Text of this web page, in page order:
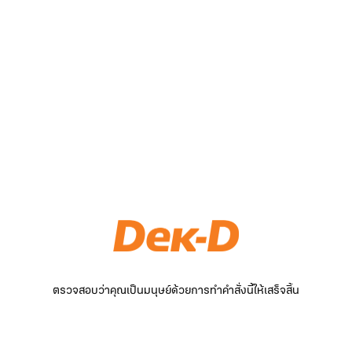
ตรวจสอบว่าคุณเป็นมนุษย์ด้วยการทำคำสั่งนี้ให้เสร็จสิ้น